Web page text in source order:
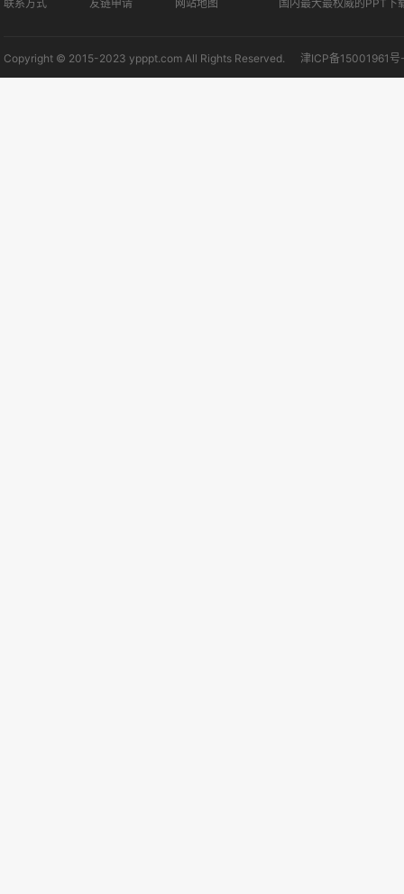
联系方式 友链申请 网站地图
国内最大最权威的PPT下
Copyright © 2015-2023 ypppt.com All Rights Reserved. 津ICP备15001961号